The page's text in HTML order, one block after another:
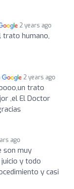
2 years ago
trato humano,
2 years ago
trato
,el El Doctor
ago
son muy
y todo
y casi